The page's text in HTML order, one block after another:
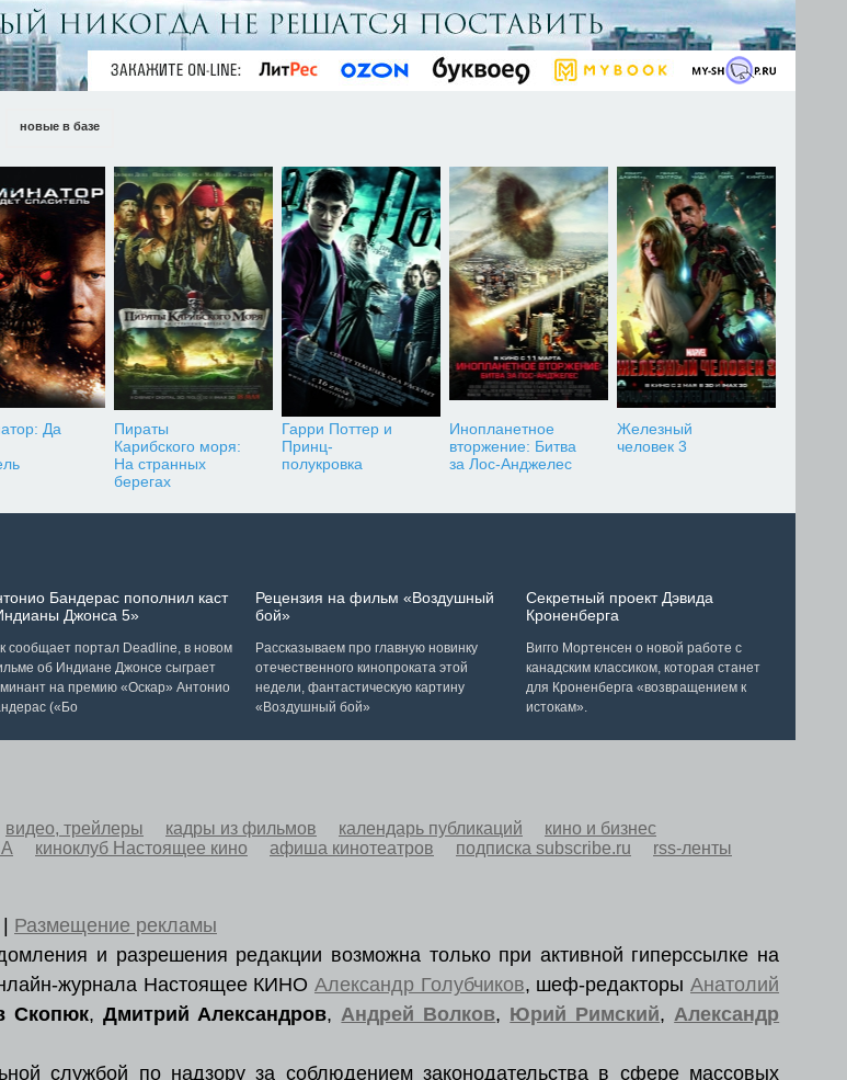
Да
Пираты
Карибского моря:
На странных
берегах
Гарри Поттер и
Принц-
полукровка
Инопланетное
вторжение: Битва
за Лос-Анджелес
Железный
человек 3
новые в базе
Бандерас пополнил каст
Джонса 5»
сообщает портал Deadline, в новом
об Индиане Джонсе сыграет
на премию «Оскар» Антонио
(«Бо
Рецензия на фильм «Воздушный
бой»
Рассказываем про главную новинку
отечественного кинопроката этой
недели, фантастическую картину
«Воздушный бой»
Секретный проект Дэвида
Кроненберга
Вигго Мортенсен о новой работе с
канадским классиком, которая станет
для Кроненберга «возвращением к
истокам».
видео, трейлеры кадры из фильмов календарь публикаций
кино и бизнес
киноклуб Настоящее кино афиша кинотеатров подписка subscribe.ru
rss-ленты
Размещение рекламы
и разрешения редакции возможна только при активной гиперссылке на
журнала Настоящее КИНО Александр Голубчиков, шеф-редакторыАнатолий
Скопюк, Дмитрий Александров,Андрей Волков, Юрий Римский,Александр
службой по надзору за соблюдением законодательства в сфере массовых